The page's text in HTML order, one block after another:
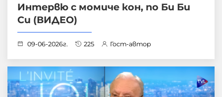
Интервю с момиче кон, по Би Би
Си (ВИДЕО)
09-06-2026г. 225 Гост-автор